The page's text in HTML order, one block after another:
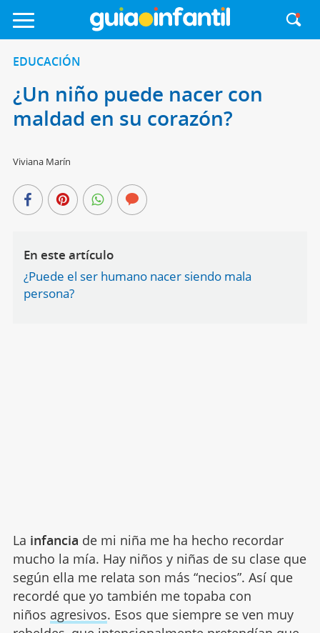
EDUCACIÓN
¿Un niño puede nacer con
maldad en su corazón?
Viviana Marín
En este artículo
¿Puede el ser humano nacer siendo mala
persona?
La infancia de mi niña me ha hecho recordar
mucho la mía. Hay niños y niñas de su clase que
según ella me relata son más “necios”. Así que
recordé que yo también me topaba con
niños agresivos. Esos que siempre se ven muy